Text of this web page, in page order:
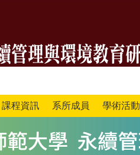
課程資訊 系所成員 學術活動